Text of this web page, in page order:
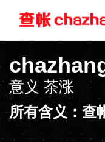
意义
查帐
所有含义：查